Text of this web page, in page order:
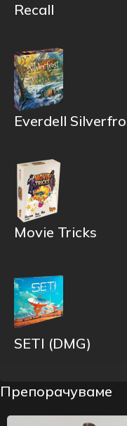
Recall
Everdell
Movie Tricks
SETI (DMG)
Препорачуваме